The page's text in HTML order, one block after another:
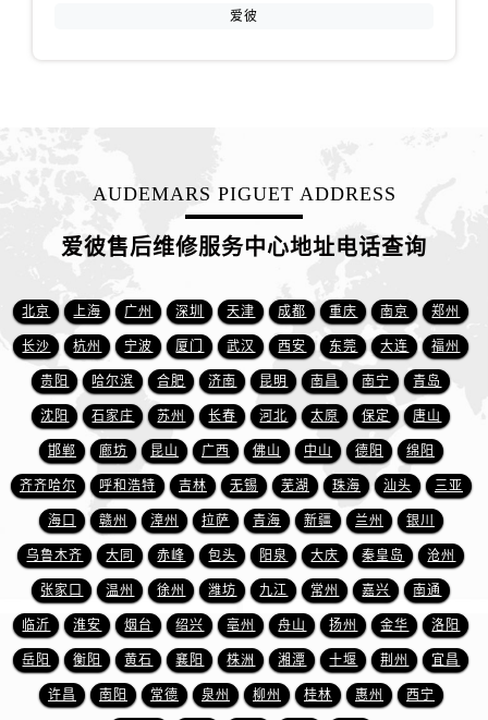
江苏省泰州市海陵区永定东路399号置地商务中心东塔（华润万象城）17层1706室爱彼售后服务中心（需提前预约）
江苏省徐州市鼓楼区淮海东路29号苏宁广场IFC国际金融中心35层3508室爱彼售后服务中心（需提前预约）
江苏省盐城市盐都区世纪大道5号盐城金融城写字楼1号楼16层1604室爱彼售后服务中心（需提前预约）
江苏省扬州市邗江区国展路29号星耀天地写字楼1号楼18层1803室爱彼售后服务中心（需提前预约）
江苏省镇江市京口区中山东路爱彼售后服务中心（需提前预约）
江西省抚州市临川区赣东大道爱彼售后服务中心（需提前预约）
江西省赣州市章贡区文清路爱彼售后服务中心（需提前预约）
江西省吉安市吉州区井冈山大道爱彼售后服务中心（需提前预约）
江西省景德镇市珠山区珠山中路爱彼售后服务中心（需提前预约）
江西省九江市浔阳区浔阳路爱彼售后服务中心（需提前预约）
江西省南昌市红谷滩新区红谷中大道998号绿地双子塔（中央广场）A1座办公楼14层1407室爱彼售后服务中心（需提前预约）
江西省萍乡市安源区萍安北大道与康庄路交叉口爱彼售后服务中心（需提前预约）
江西省上饶市信州区滨江西路爱彼售后服务中心（需提前预约）
江西省新余市渝水区北湖西路爱彼售后服务中心（需提前预约）
爱彼
AUDEMARS PIGUET ADDRESS
爱彼售后维修服务中心地址电话查询
北京 上海 广州 深圳 天津 成都 重庆 南京 郑州
长沙 杭州 宁波 厦门 武汉 西安 东莞 大连 福州
贵阳 哈尔滨 合肥 济南 昆明 南昌 南宁 青岛
沈阳 石家庄 苏州 长春 河北 太原 保定 唐山
邯郸 廊坊 昆山 广西 佛山 中山 德阳 绵阳
齐齐哈尔 呼和浩特 吉林 无锡 芜湖 珠海 汕头 三亚
海口 赣州 漳州 拉萨 青海 新疆 兰州 银川
乌鲁木齐 大同 赤峰 包头 阳泉 大庆 秦皇岛 沧州
张家口 温州 徐州 潍坊 九江 常州 嘉兴 南通
临沂 淮安 烟台 绍兴 亳州 舟山 扬州 金华 洛阳
岳阳 衡阳 黄石 襄阳 株洲 湘潭 十堰 荆州 宜昌
许昌 南阳 常德 泉州 柳州 桂林 惠州 西宁